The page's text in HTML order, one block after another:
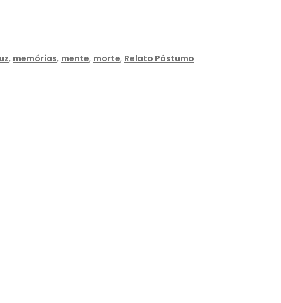
, memórias, mente, morte, Relato Póstumo